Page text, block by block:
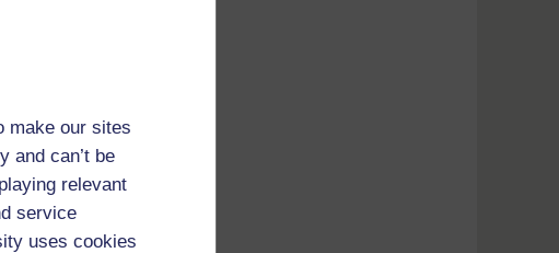
make our sites
and can’t be
relevant
service
uses cookies